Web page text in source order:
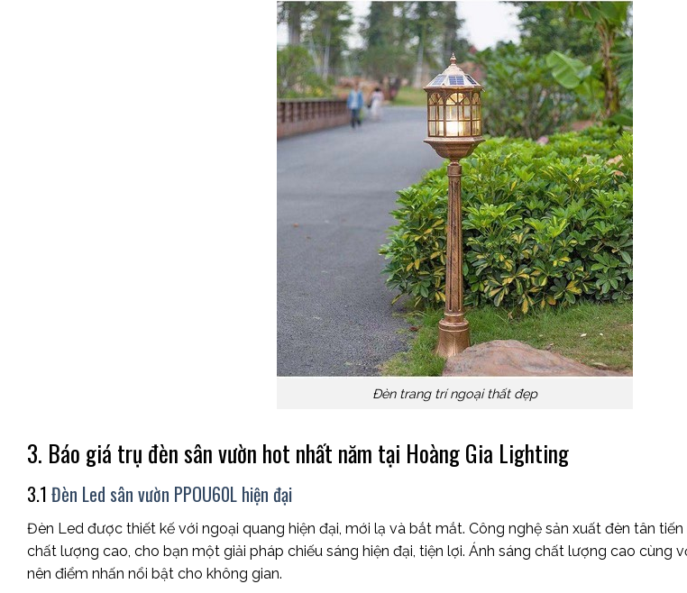
Đèn trang trí ngoại thất đẹp
3. Báo giá trụ đèn sân vườn hot nhất năm tại Hoàng Gia Lighting
3.1 Đèn Led sân vườn PPOU60L hiện đại
Đèn Led được thiết kế với ngoại quang hiện đại, mới lạ và bắt mắt. Công nghệ sản xuất đèn tân
chất lượng cao, cho bạn một giải pháp chiếu sáng hiện đại, tiện lợi. Ánh sáng chất lượng cao cùng
nên điểm nhấn nổi bật cho không gian.